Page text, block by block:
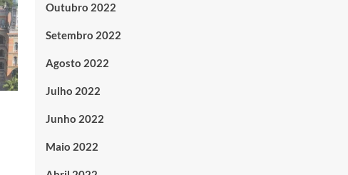
Outubro 2022
Setembro 2022
Agosto 2022
Julho 2022
Junho 2022
Maio 2022